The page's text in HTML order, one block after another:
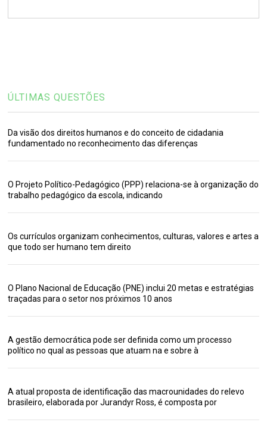
ÚLTIMAS QUESTÕES
Da visão dos direitos humanos e do conceito de cidadania
fundamentado no reconhecimento das diferenças
O Projeto Político-Pedagógico (PPP) relaciona-se à organização do
trabalho pedagógico da escola, indicando
Os currículos organizam conhecimentos, culturas, valores e artes a
que todo ser humano tem direito
O Plano Nacional de Educação (PNE) inclui 20 metas e estratégias
traçadas para o setor nos próximos 10 anos
A gestão democrática pode ser definida como um processo
político no qual as pessoas que atuam na e sobre à
A atual proposta de identificação das macrounidades do relevo
brasileiro, elaborada por Jurandyr Ross, é composta por